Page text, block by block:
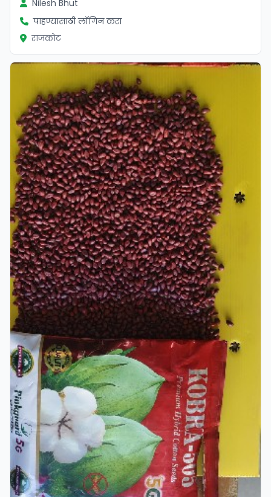
Nilesh Bhut
पाहण्यासाठी लॉगिन करा
राजकोट